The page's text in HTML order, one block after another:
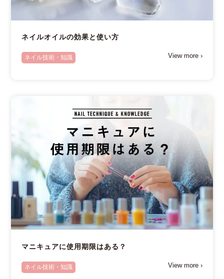
ネイルオイルの効果と使い方
ネイル技術・知識 View more ›
マニキュアに使用期限はある？
ネイル技術・知識 View more ›